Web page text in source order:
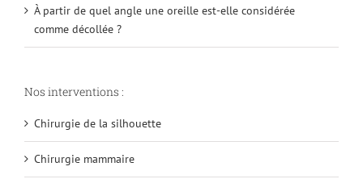
À partir de quel angle une oreille est-elle considérée
comme décollée ?
Nos interventions :
Chirurgie de la silhouette
Chirurgie mammaire